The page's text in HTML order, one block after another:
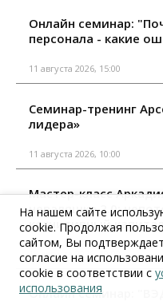
Онлайн семинар:
персонала - какие
11 августа 2026, 15:00
Семинар-тренинг
лидера»
11 августа 2026, 10:00
Мастер-класс
неваляшка 2.0:
когнитивный
18 августа 2026, 10:00
Онлайн семинар:
На нашем сайте
cookie. Продолжая
сайтом, Вы
согласие на
cookie в соответствии с
использования